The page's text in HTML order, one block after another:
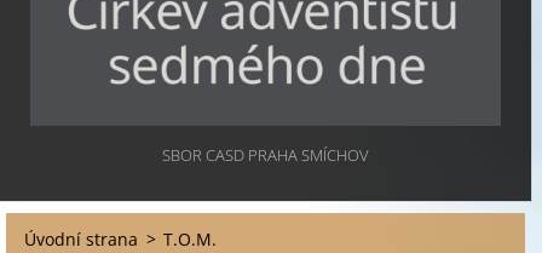
SBOR CASD PRAHA SMÍCHOV
Úvodní strana > T.O.M.